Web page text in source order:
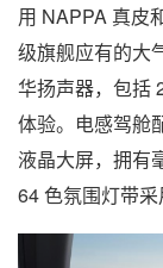
用 NAPPA 真皮
级旗舰应有的大
华扬声器，包括
体验。电感驾舱
液晶大屏，拥有
64 色氛围灯带采